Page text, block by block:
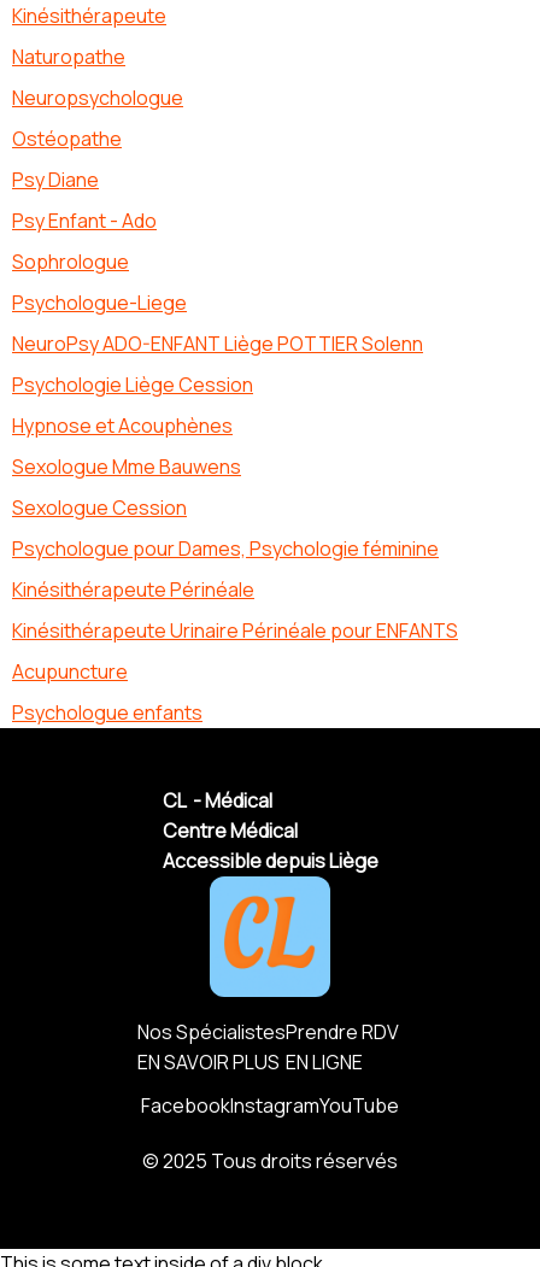
Kinésithérapeute
Naturopathe
Neuropsychologue
Ostéopathe
Psy Diane
Psy Enfant - Ado
Sophrologue
Psychologue-Liege
NeuroPsy ADO-ENFANT Liège POTTIER Solenn
Psychologie Liège Cession
Hypnose et Acouphènes
Sexologue Mme Bauwens
Sexologue Cession
Psychologue pour Dames, Psychologie féminine
Kinésithérapeute Périnéale
Kinésithérapeute Urinaire Périnéale pour ENFANTS
Acupuncture
Psychologue enfants
CL - Médical
Centre Médical
Accessible depuis Liège
Nos Spécialistes
EN SAVOIR PLUS
Prendre RDV
EN LIGNE
FacebookInstagramYouTube
© 2025 Tous droits réservés